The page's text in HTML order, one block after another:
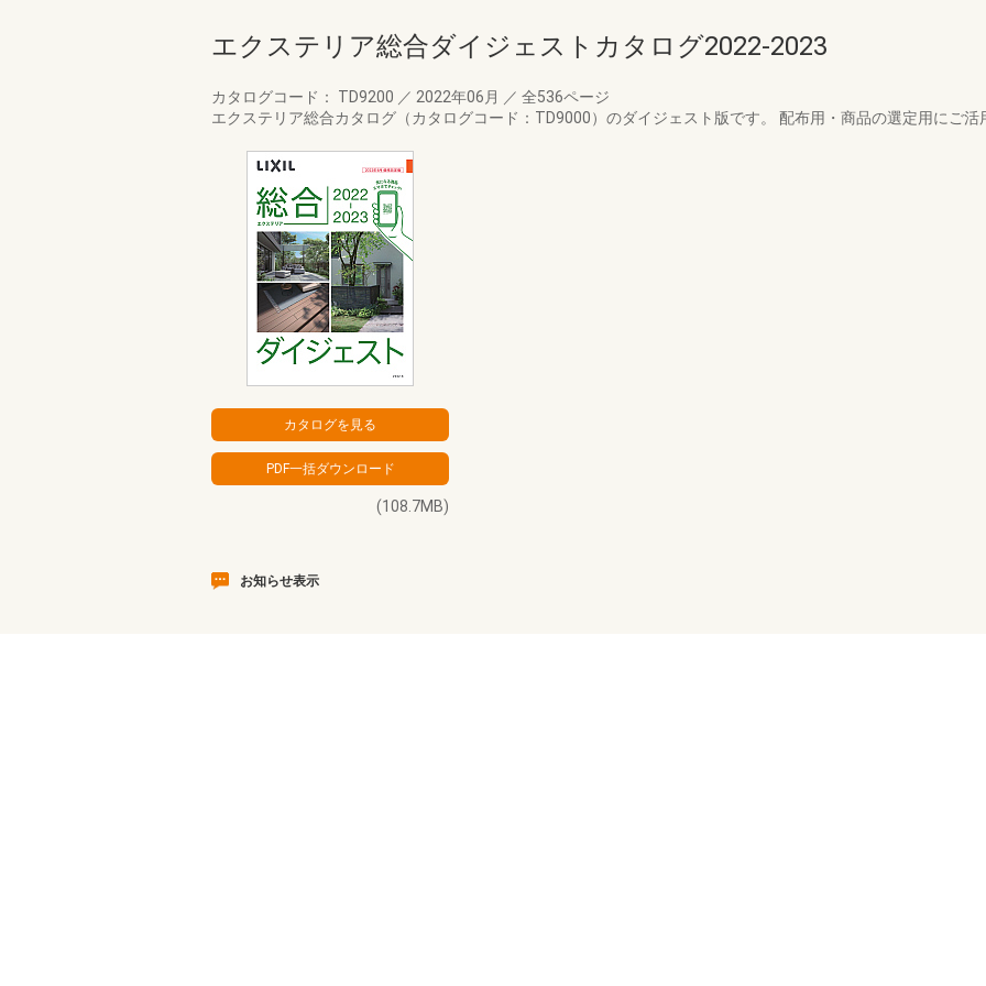
エクステリア総合ダイジェストカタログ2022-2023
カタログコード： TD9200 ／ 2022年06月 ／ 全536ページ
エクステリア総合カタログ（カタログコード：TD9000）のダイジェスト版です。 配布用・商品の選定用にご活
(108.7MB)
お知らせ表示